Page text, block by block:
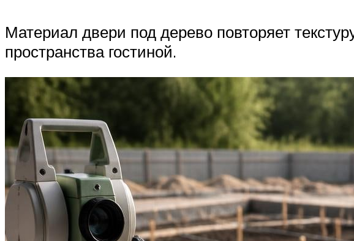
Материал двери под дерево повторяет
пространства гостиной.